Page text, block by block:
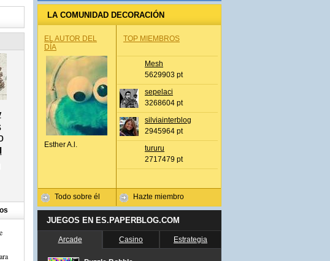
LA COMUNIDAD DECORACIÓN
EL AUTOR DEL
DÍA
Esther A.l.
Todo sobre él
TOP MIEMBROS
Mesh
5629903 pt
sepelaci
3268604 pt
silviainterblog
2945964 pt
tururu
2717479 pt
Hazte miembro
JUEGOS EN ES.PAPERBLOG.COM
Arcade Casino Estrategia